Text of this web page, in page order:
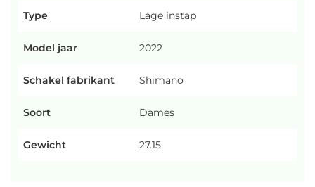
Type Lage instap
Model jaar 2022
Schakel fabrikant Shimano
Soort Dames
Gewicht 27.15